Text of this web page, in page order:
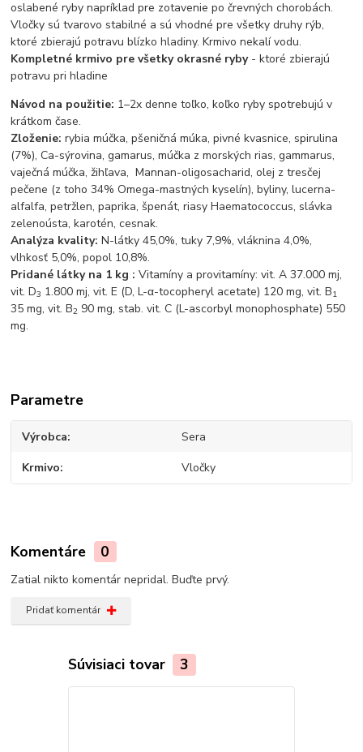
oslabené ryby napríklad pre zotavenie po črevných chorobách.
Vločky sú tvarovo stabilné a sú vhodné pre všetky druhy rýb,
ktoré zbierajú potravu blízko hladiny. Krmivo nekalí vodu.
Kompletné krmivo pre všetky okrasné ryby- ktoré zbierajú
potravu pri hladine
Návod na použitie: 1–2x denne toľko, koľko ryby spotrebujú v
krátkom čase.
Zloženie:rybia múčka, pšeničná múka, pivné kvasnice, spirulina
(7%), Ca-sýrovina, gamarus, múčka z morských rias, gammarus,
vaječná múčka, žihľava, Mannan-oligosacharid, olej z tresčej
pečene (z toho 34% Omega-mastných kyselín), byliny, lucerna-
alfalfa, petržlen, paprika, špenát, riasy Haematococcus, slávka
zelenoústa, karotén, cesnak.
Analýza kvality:N-látky 45,0%, tuky 7,9%, vláknina 4,0%,
vlhkosť 5,0%, popol 10,8%.
Pridané látky na 1 kg :Vitamíny a provitamíny: vit. A 37.000 mj,
vit. D3 1.800 mj, vit. E (D, L-α-tocopheryl acetate) 120 mg, vit. B1
35 mg, vit. B2 90 mg, stab. vit. C (L-ascorbyl monophosphate) 550
mg.
Parametre
Výrobca Sera
Krmivo Vločky
Komentáre 0
Zatial nikto komentár nepridal. Buďte prvý.
Pridať komentár
Súvisiaci tovar 3